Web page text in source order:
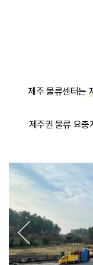
제주 물류센터는
제주권 물류 요충